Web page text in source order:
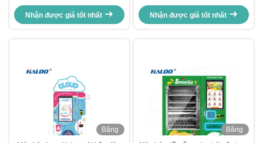
quản lý thông minh và làm mát
Nhận được giá tốt nhất
hệ thống trộn tự động, tự làm sạch
& liều lượng protein có thể điều
chỉnh để sử dụng trong phòng tập
Nhận được giá tốt nhất
Băng
hình
Băng
hình